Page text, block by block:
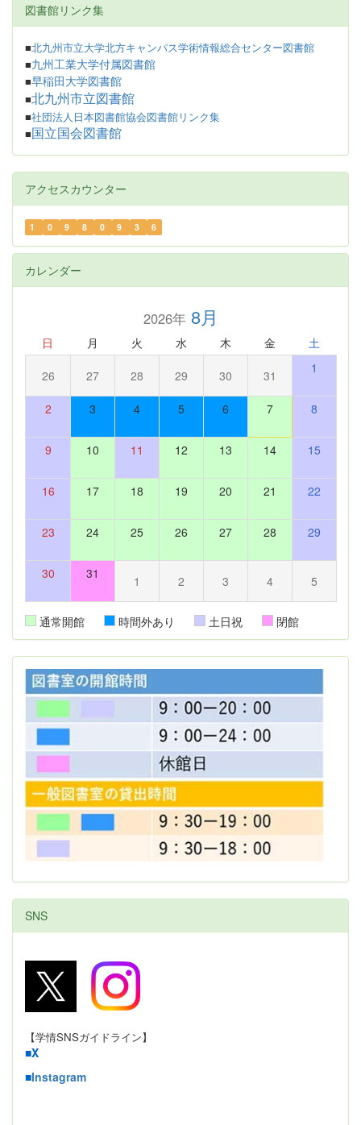
図書館リンク集
■北九州市立大学北方キャンパス学術情報総合センター図書館
■九州工業大学付属図書館
■早稲田大学図書館
■北九州市立図書館
■社団法人日本図書館協会図書館リンク集
■ 国立国会図書館
アクセスカウンター
1 0 9 8 0 9 3 6
カレンダー
2026年8月
日 月 火 水 木 金 土
26 27 28 29 30 31 1
2 3 4 5 6 7 8
9 10 11 12 13 14 15
16 17 18 19 20 21 22
23 24 25 26 27 28 29
30 31 1 2 3 4 5
通常開館 時間外あり 土日祝 閉館
SNS
【学情SNSガイドライン】
■X
■Instagram